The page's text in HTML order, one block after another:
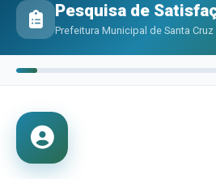
Pesquisa de
Prefeitura Municipal de Santa
Meio
Prestação